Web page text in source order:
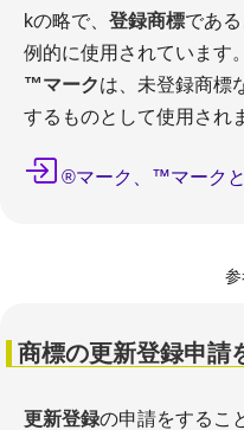
kの略で、 登録商標であ
例的に使用されています。
™マークは、未登録商標
するものとして使用され
®マーク、™マーク
商標の更新登録申請
更新登録の申請をするこ